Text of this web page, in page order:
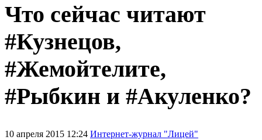
Что сейчас читают
#Кузнецов,
#Жемойтелите,
#Рыбкин и #Акуленко?
10 апреля 2015 12:24 Интернет-журнал "Лицей"